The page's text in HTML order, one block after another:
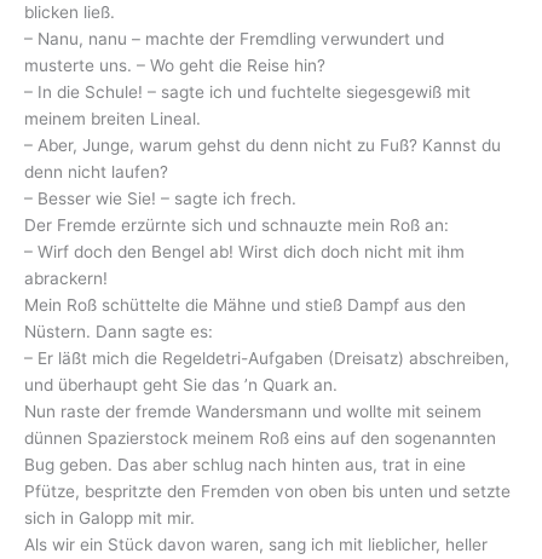
blicken ließ.
– Nanu, nanu – machte der Fremdling verwundert und
musterte uns. – Wo geht die Reise hin?
– In die Schule! – sagte ich und fuchtelte siegesgewiß mit
meinem breiten Lineal.
– Aber, Junge, warum gehst du denn nicht zu Fuß? Kannst du
denn nicht laufen?
– Besser wie Sie! – sagte ich frech.
Der Fremde erzürnte sich und schnauzte mein Roß an:
– Wirf doch den Bengel ab! Wirst dich doch nicht mit ihm
abrackern!
Mein Roß schüttelte die Mähne und stieß Dampf aus den
Nüstern. Dann sagte es:
– Er läßt mich die Regeldetri-Aufgaben (Dreisatz) abschreiben,
und überhaupt geht Sie das ’n Quark an.
Nun raste der fremde Wandersmann und wollte mit seinem
dünnen Spazierstock meinem Roß eins auf den sogenannten
Bug geben. Das aber schlug nach hinten aus, trat in eine
Pfütze, bespritzte den Fremden von oben bis unten und setzte
sich in Galopp mit mir.
Als wir ein Stück davon waren, sang ich mit lieblicher, heller